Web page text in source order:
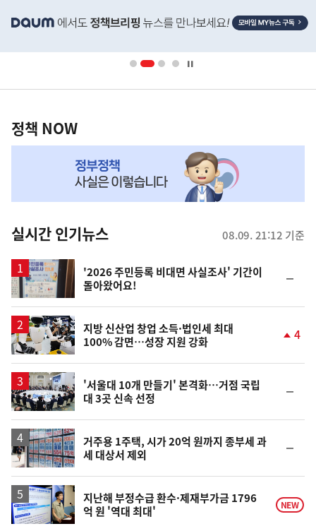
기
단
영
책
NOW,
뉴
스
정책 NOW
실시간 인기뉴스 08.09. 21:12 기준
'2026 주민등록 비대면 사실조사' 기간이
돌아왔어요!
일
지방 신산업 창업 소득·법인세 최대
100% 감면…성장 지원 강화
4
'서울대 10개 만들기' 본격화…거점 국립
대 3곳 신속 선정
일
거주용 1주택, 시가 20억 원까지 종부세 과
세 대상서 제외
일
지난해 부정수급 환수·제재부가금 1796
억 원 '역대 최대'
NEW